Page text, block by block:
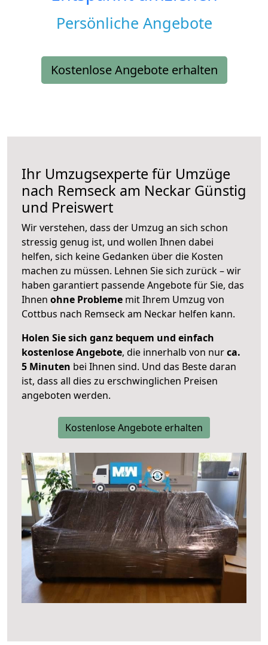
Persönliche Angebote
Kostenlose Angebote erhalten
Ihr Umzugsexperte für Umzüge
nach Remseck am Neckar Günstig
und Preiswert
Wir verstehen, dass der Umzug an sich schon
stressig genug ist, und wollen Ihnen dabei
helfen, sich keine Gedanken über die Kosten
machen zu müssen. Lehnen Sie sich zurück – wir
haben garantiert passende Angebote für Sie, das
Ihnen ohne Probleme mit Ihrem Umzug von
Cottbus nach Remseck am Neckar helfen kann.
Holen Sie sich ganz bequem und einfach
kostenlose Angebote, die innerhalb von nurca.
5 Minuten bei Ihnen sind. Und das Beste daran
ist, dass all dies zu erschwinglichen Preisen
angeboten werden.
Kostenlose Angebote erhalten